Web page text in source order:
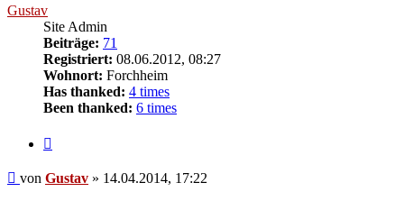
Gustav
Site Admin
Beiträge: 71
Registriert: 08.06.2012, 08:27
Wohnort: Forchheim
Has thanked: 4 times
Been thanked: 6 times
Beitrag
von Gustav » 14.04.2014, 17:22